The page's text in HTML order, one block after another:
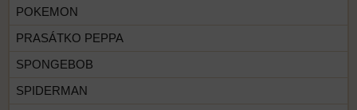
POKEMON
PRASÁTKO PEPPA
SPONGEBOB
SPIDERMAN